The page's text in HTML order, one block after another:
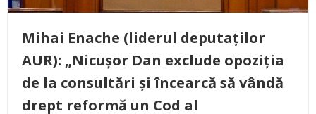
Mihai Enache (liderul deputaților
AUR): „Nicușor Dan exclude opoziția
de la consultări și încearcă să vândă
drept reformă un Cod al